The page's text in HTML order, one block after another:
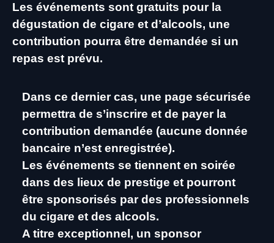
Les événements sont gratuits pour la
dégustation de cigare et d’alcools, une
contribution pourra être demandée si un
repas est prévu.
Dans ce dernier cas, une page sécurisée
permettra de s’inscrire et de payer la
contribution demandée (aucune donnée
bancaire n’est enregistrée).
Les événements se tiennent en soirée
dans des lieux de prestige et pourront
être sponsorisés par des professionnels
du cigare et des alcools.
A titre exceptionnel, un sponsor